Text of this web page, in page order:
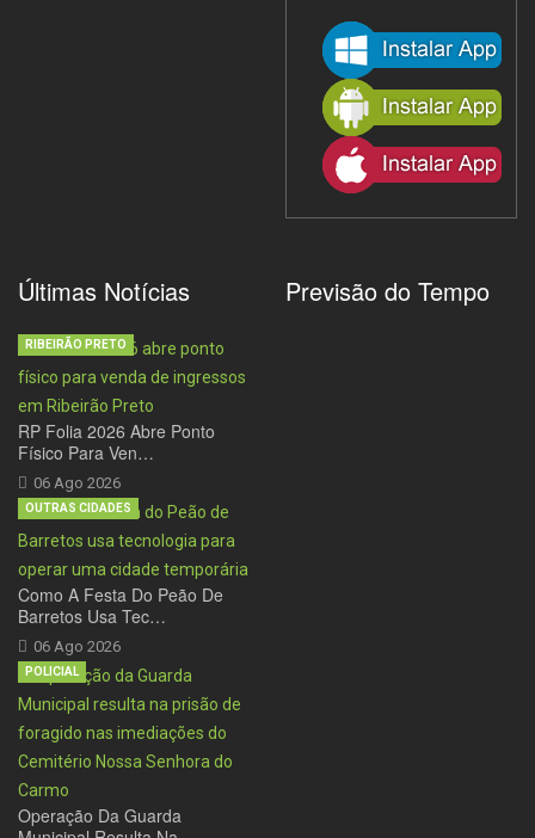
Últimas Notícias
RP Folia 2026 Abre Ponto
Físico Para Ven…
06 Ago 2026
RIBEIRÃO PRETO
Como A Festa Do Peão De
Barretos Usa Tec…
06 Ago 2026
OUTRAS CIDADES
Operação Da Guarda
POLICIAL
Previsão do Tempo